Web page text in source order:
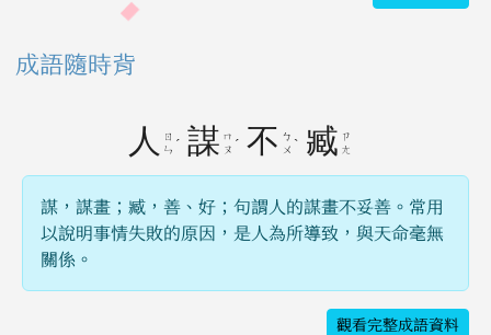
成語隨時背
人
ㄖ
ㄣ ˊ 謀 ㄇ
ㄡ ˊ 不 ㄅ
ㄨ ˋ 臧 ㄗ
ㄤ
謀，謀畫；臧，善、好；句謂人的謀畫不妥善。常用
以說明事情失敗的原因，是人為所導致，與天命毫無
關係。
觀看完整成語資料